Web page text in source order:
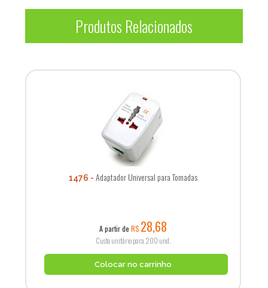
Produtos Relacionados
1476 Adaptador Universal para Tomadas
A partir de R$ 28,68
Custo unitário para 200 und.
Colocar no carrinho